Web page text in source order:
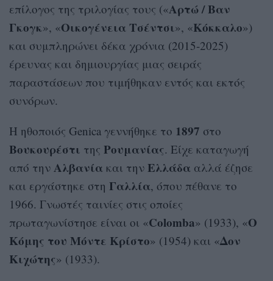
επίλογος της τριλογίας τους («Αρτώ / Βαν
Γκογκ», «Οικογένεια Τσέντσι», «Κόκκαλο»)
και συμπληρώνει δέκα χρόνια (2015-2025)
έρευνας και δημιουργίας μιας σειράς
παραστάσεων που τιμήθηκαν εντός και εκτός
συνόρων.
Η ηθοποιός Genica γεννήθηκε το 1897 στo
Βουκουρέστι της Ρουμανίας. Είχε καταγωγή
από την Αλβανία και την Ελλάδα αλλά έζησε
και εργάστηκε στη Γαλλία, όπου πέθανε το
1966. Γνωστές ταινίες στις οποίες
πρωταγωνίστησε είναι οι «Colomba» (1933), «Ο
Κόμης του Μόντε Κρίστο» (1954) και «Δον
Κιχώτης» (1933).